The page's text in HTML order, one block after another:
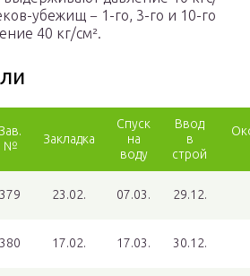
убежищ − 1-го, 3-го и 10-го
40 кг/см².
Зав.
№
Закладка
Спуск
на
воду
Ввод
в
строй
379 23.02. 07.03. 29.12.
380 17.02. 17.03. 30.12.